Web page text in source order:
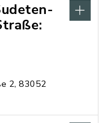
2, 83052